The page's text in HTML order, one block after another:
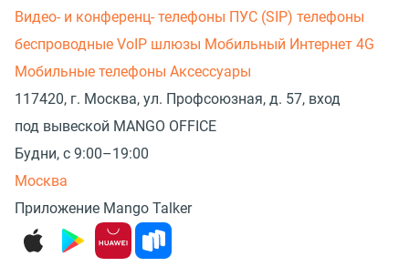
Видео- и конференц- телефоны ПУС (SIP) телефоны
беспроводные VoIP шлюзы Мобильный Интернет 4G
Мобильные телефоны Аксессуары
117420, г. Москва, ул. Профсоюзная, д. 57, вход
под вывеской MANGO OFFICE
Будни, с 9:00–19:00
Москва
Приложение Mango Talker